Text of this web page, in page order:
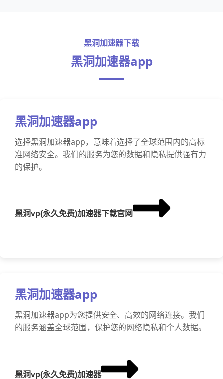
黑洞加速器下载
黑洞加速器app
黑洞加速器app
选择黑洞加速器app，意味着选择了全球范围内的高标
准网络安全。我们的服务为您的数据和隐私提供强有力
的保护。
黑洞vp(永久免费)加速器下载官网
黑洞加速器app
黑洞加速器app为您提供安全、高效的网络连接。我们
的服务涵盖全球范围，保护您的网络隐私和个人数据。
黑洞vp(永久免费)加速器